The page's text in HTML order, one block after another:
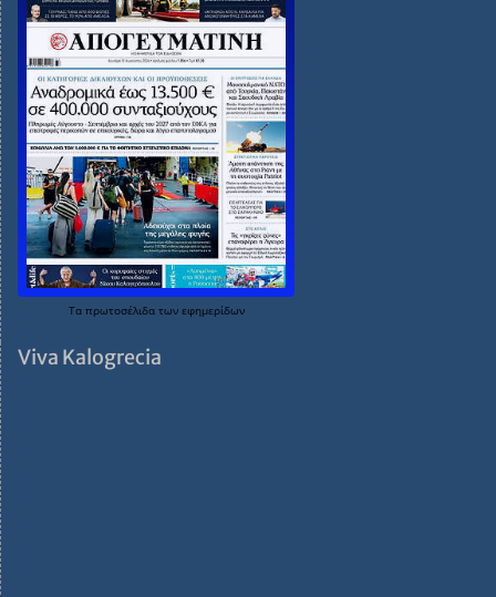
Τα πρωτοσέλιδα των εφημερίδων
Viva Kalogrecia